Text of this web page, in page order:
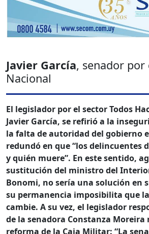
Javier García, senador por
Nacional
El legislador por el sector Todos
Javier García, se refirió a la
la falta de autoridad del gobierno
redundó en que“los delincuentes
y quién muere”. En este sentido,
sustitución del ministro del
Bonomi, no sería una solución en
su permanencia imposibilita que
cambie. A su vez, el legislador
de la senadora Constanza Moreira
reforma de la Caja Militar: “La